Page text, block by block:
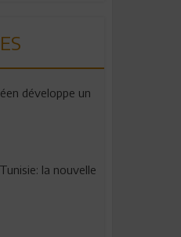
développe un
la nouvelle